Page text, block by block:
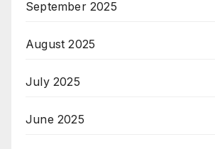
September 2025
August 2025
July 2025
June 2025